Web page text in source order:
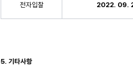
전자입찰 2022. 09.
5.기타사항